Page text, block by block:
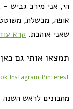
הי, אני מירב גביש -
אופה, מבשלת,
שאני אוהבת. קרא
תמצאו אותי גם כאן
Instagram Pinterest
מתכונים לראש השנה